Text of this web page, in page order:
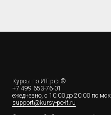
Курсы по ИТ.рф ©
+7 499 653-76-01
ежедневно, c 10:00 до 20:00 по мск
support@kursy-po-it.ru